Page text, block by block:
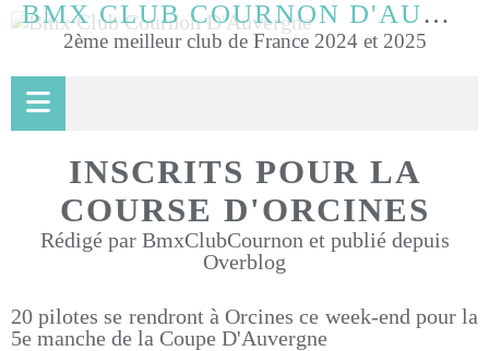
BMX CLUB COURNON D'AUVERGNE
2ème meilleur club de France 2024 et 2025
INSCRITS POUR LA
COURSE D'ORCINES
Rédigé par BmxClubCournon et publié depuis
Overblog
20 pilotes se rendront à Orcines ce week-end pour la
5e manche de la Coupe D'Auvergne